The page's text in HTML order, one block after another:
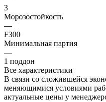
3
Морозостойкость
—
F300
Минимальная партия
—
1 поддон
Все характеристики
В связи со сложившейся
меняющимися условиями
актуальные цены у